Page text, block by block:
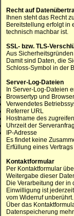
Recht auf
Ihnen steht das Recht
Bereitstellung erfolgt in
technisch machbar ist.
SSL- bzw. TLS-
Aus
Damit sind Daten, die
Schloss-Symbol in der
Server-Log-Dateien
In Server-Log-Dateien
Browsertyp und
Verwendetes
Referrer URL
Hostname des
Uhrzeit der
IP-Adresse
Es findet keine
Erfüllung eines
Kontaktformular
Per Kontaktformular
Weitergabe dieser
Die Verarbeitung der in
Einwilligung ist
vom Widerruf unberührt.
Über das
Datenspeicherung